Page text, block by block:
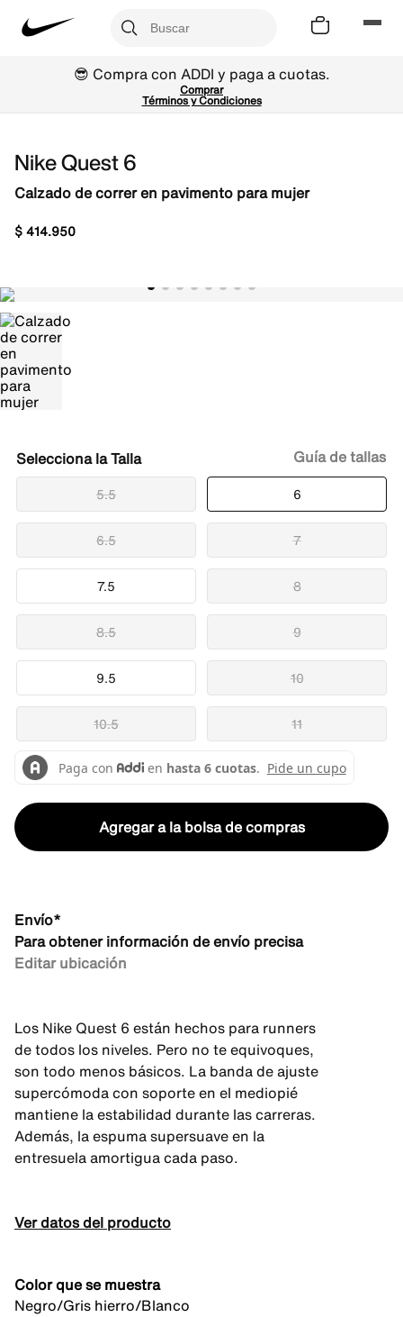
😎 Compra con ADDI y paga a cuotas.
Comprar
Términos y Condiciones
Nike Quest 6
Calzado de correr en pavimento para mujer
$414.950
Talla
5.5 6
6.5 7
7.5 8
8.5 9
9.5 10
10.5 11
Guía de tallas
Agregar a la bolsa de compras
Envío*
Para obtener información de envío precisa
Editar ubicación
Los Nike Quest 6 están hechos para runners
de todos los niveles. Pero no te equivoques,
son todo menos básicos. La banda de ajuste
supercómoda con soporte en el mediopié
mantiene la estabilidad durante las carreras.
Además, la espuma supersuave en la
entresuela amortigua cada paso.
Ver datos del producto
Color que se muestra
Negro/Gris hierro/Blanco